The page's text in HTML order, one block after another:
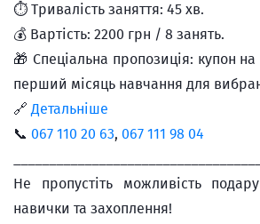
⏱ Тривалість заняття: 45 хв.
💰 Вартість: 2200 грн / 8 занять.
🎁 Спеціальна пропозиція: купон
перший місяць навчання для
🔗Детальніше
📞 067 110 20 63, 067 111 98 04
Не пропустіть можливість
навички та захоплення!